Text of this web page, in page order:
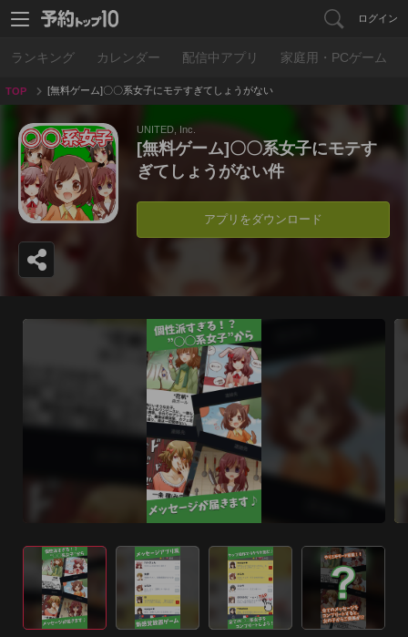
ログイン
ランキング カレンダー 配信中アプリ 家庭用・PCゲーム
TOP
[無料ゲーム]〇〇系女子にモテすぎてしょうがない
UNITED, Inc.
[無料ゲーム]〇〇系女子にモテす
ぎてしょうがない件
アプリをダウンロード